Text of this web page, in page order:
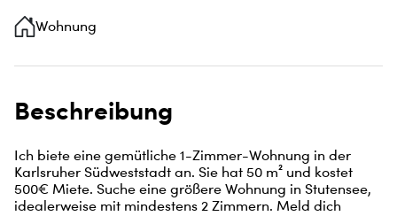
Wohnung
Beschreibung
Ich biete eine gemütliche 1-Zimmer-Wohnung in der
Karlsruher Südweststadt an. Sie hat 50 m² und kostet
500€ Miete. Suche eine größere Wohnung in Stutensee,
idealerweise mit mindestens 2 Zimmern. Meld dich